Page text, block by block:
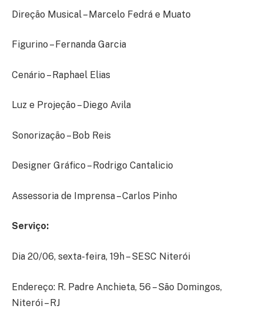
Direção Musical – Marcelo Fedrá e Muato
Figurino – Fernanda Garcia
Cenário – Raphael Elias
Luz e Projeção – Diego Avila
Sonorização – Bob Reis
Designer Gráfico – Rodrigo Cantalicio
Assessoria de Imprensa – Carlos Pinho
Serviço:
Dia 20/06, sexta-feira, 19h – SESC Niterói
Endereço: R. Padre Anchieta, 56 – São Domingos,
Niterói – RJ